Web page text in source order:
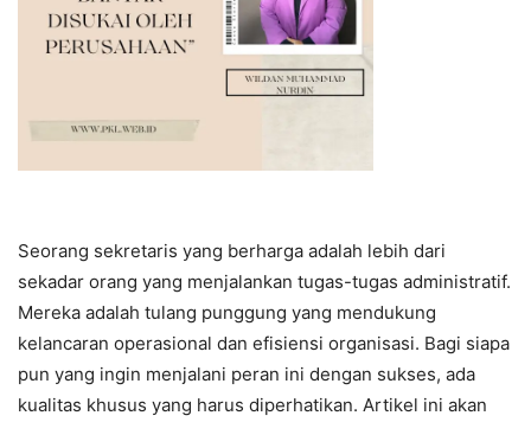
Seorang sekretaris yang berharga adalah lebih dari
sekadar orang yang menjalankan tugas-tugas administratif.
Mereka adalah tulang punggung yang mendukung
kelancaran operasional dan efisiensi organisasi. Bagi siapa
pun yang ingin menjalani peran ini dengan sukses, ada
kualitas khusus yang harus diperhatikan. Artikel ini akan